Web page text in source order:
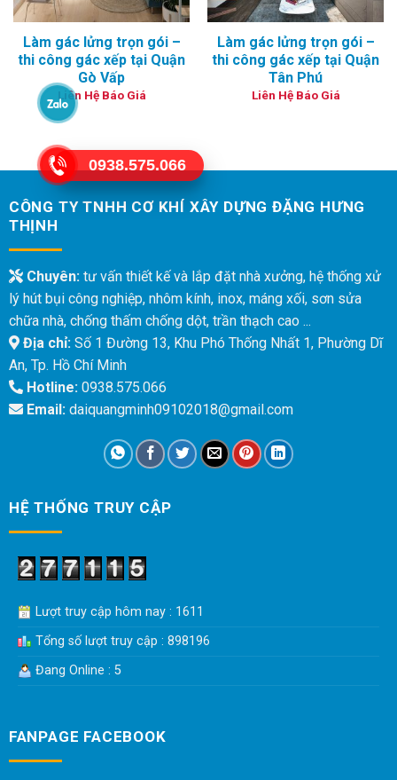
Làm gác lửng trọn gói –
thi công gác xếp tại Quận
Gò Vấp
Liên Hệ Báo Giá
Làm gác lửng trọn gói –
thi công gác xếp tại Quận
Tân Phú
Liên Hệ Báo Giá
CÔNG TY TNHH CƠ KHÍ XÂY DỰNG ĐẶNG HƯNG
THỊNH
Chuyên:tư vấn thiết kế và lắp đặt nhà xưởng, hệ thống xử
lý hút bụi công nghiệp, nhôm kính, inox, máng xối, sơn sửa
chữa nhà, chống thấm chống dột, trần thạch cao ...
Địa chỉ:Số 1 Đường 13, Khu Phó Thống Nhất 1, Phường Dĩ
An, Tp. Hồ Chí Minh
Hotline:0938.575.066
Email:daiquangminh09102018@gmail.com
HỆ THỐNG TRUY CẬP
Lượt truy cập hôm nay : 1611
Tổng số lượt truy cập : 898196
Đang Online : 5
FANPAGE FACEBOOK
0938.575.066